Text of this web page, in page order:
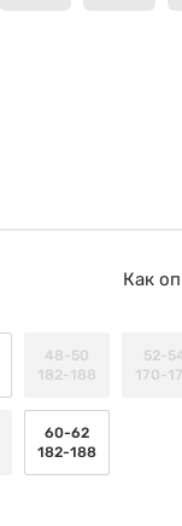
Как
48-50
182-188
52-
170-
60-62
182-188